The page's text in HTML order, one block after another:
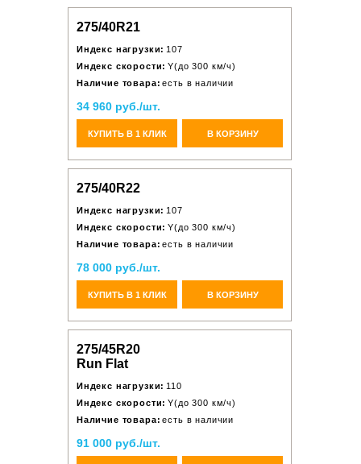
275/40R21
Индекс нагрузки: 107
Индекс скорости: Y(до 300 км/ч)
Наличие товара: есть в наличии
34 960 руб./шт.
КУПИТЬ В 1 КЛИК В КОРЗИНУ
275/40R22
Индекс нагрузки: 107
Индекс скорости: Y(до 300 км/ч)
Наличие товара: есть в наличии
78 000 руб./шт.
КУПИТЬ В 1 КЛИК В КОРЗИНУ
275/45R20
Run Flat
Индекс нагрузки: 110
Индекс скорости: Y(до 300 км/ч)
Наличие товара: есть в наличии
91 000 руб./шт.